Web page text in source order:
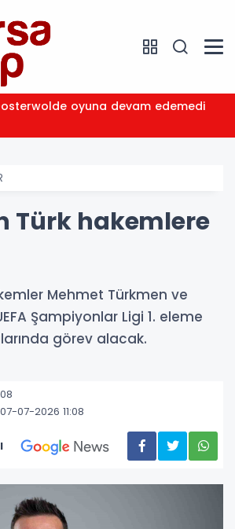
oyuna devam edemedi
Türk hakemlere
Mehmet Türkmen ve
Şampiyonlar Ligi 1. eleme
görev alacak.
07-2026 11:08